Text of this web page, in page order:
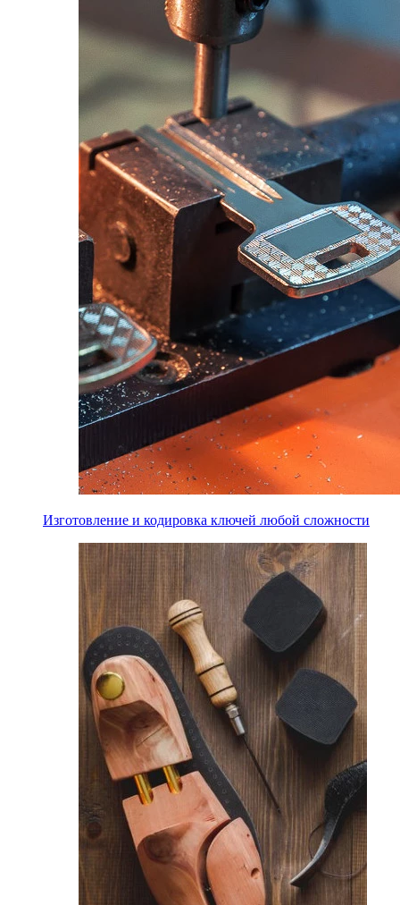
Изготовление и кодировка ключей любой сложности